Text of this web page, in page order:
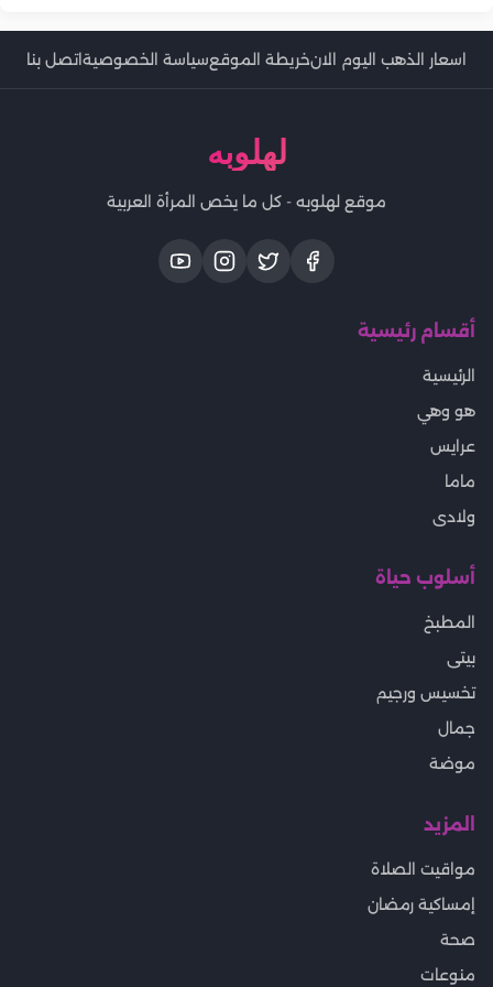
اسعار الذهب اليوم الانخريطة الموقعسياسة الخصوصيةاتصل بنا
لهلوبه
موقع لهلوبه - كل ما يخص المرأة العربية
أقسام رئيسية
الرئيسية
هو وهي
عرايس
ماما
ولادى
أسلوب حياة
المطبخ
بيتى
تخسيس ورجيم
جمال
موضة
المزيد
مواقيت الصلاة
إمساكية رمضان
صحة
منوعات